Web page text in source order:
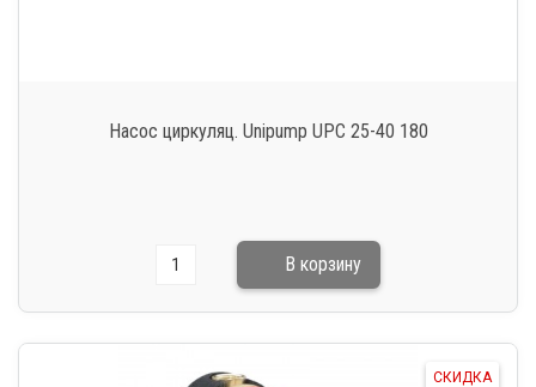
Насос циркуляц. Unipump UPC 25-40 180
СКИДКА